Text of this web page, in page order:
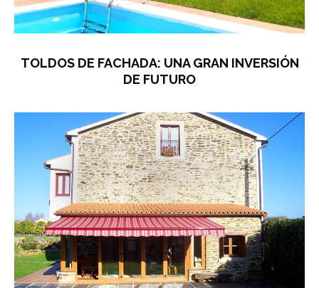
TOLDOS DE FACHADA: UNA GRAN INVERSIÓN
DE FUTURO